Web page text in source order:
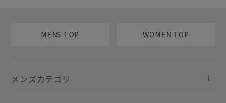
MENS TOP WOMEN TOP
メンズカテゴリ